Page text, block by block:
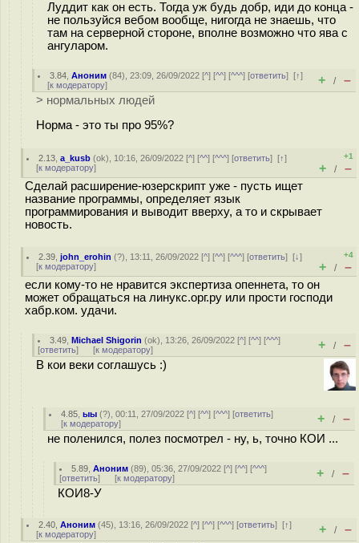
Луддит как он есть. Тогда уж будь добр, иди до конца -
не пользуйся вебом вообще, нигогда не знаешь, что
там на серверной стороне, вполне возможно что ява с
ангуларом.
3.84 ,Аноним (84), 23:09, 26/09/2022 [^] [^^] [^^^] [ответить][↑]
[к модератору] + / –
> нормальных людей
Норма - это ты про 95%?
2.13 ,a_kusb (ok), 10:16, 26/09/2022 [^] [^^] [^^^] [ответить][↑]
[к модератору]
+1
+ / –
Сделай расширение-юзерскрипт уже - пусть ищет
название программы, определяет язык
программирования и выводит вверху, а то и скрывает
новость.
2.39 ,john_erohin (?), 13:11, 26/09/2022 [^] [^^] [^^^] [ответить][↓]
[к модератору]
+4
+ / –
если кому-то не нравится экспертиза опеннета, то он
может обращаться на линукс.орг.ру или прости господи
хабр.ком. удачи.
3.49 ,Michael Shigorin (ok), 13:26, 26/09/2022 [^] [^^] [^^^]
[ответить] [к модератору] + / –
В кои веки соглашусь :)
4.85 ,ыы (?), 00:11, 27/09/2022 [^] [^^] [^^^] [ответить]
[к модератору] + / –
не поленился, полез посмотрел - ну, ь, точно КОИ ...
5.89 ,Аноним (89), 05:36, 27/09/2022 [^] [^^] [^^^]
[ответить] [к модератору] + / –
КОИ8-У
2.40 ,Аноним (45), 13:16, 26/09/2022 [^] [^^] [^^^] [ответить][↑]
[к модератору] + / –